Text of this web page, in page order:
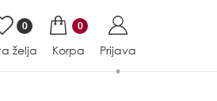
0
želja
0
Korpa Prijava